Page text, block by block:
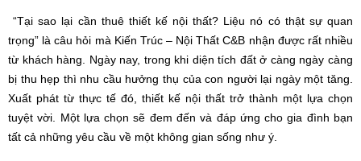
“Tại sao lại cần thuê thiết kế nội thất? Liệu nó có thật sự quan
trọng” là câu hỏi mà Kiến Trúc – Nội Thất C&B nhận được rất nhiều
từ khách hàng. Ngày nay, trong khi diện tích đất ở càng ngày càng
bị thu hẹp thì nhu cầu hưởng thụ của con người lại ngày một tăng.
Xuất phát từ thực tế đó, thiết kế nội thất trở thành một lựa chọn
tuyệt vời. Một lựa chọn sẽ đem đến và đáp ứng cho gia đình bạn
tất cả những yêu cầu về một không gian sống như ý.